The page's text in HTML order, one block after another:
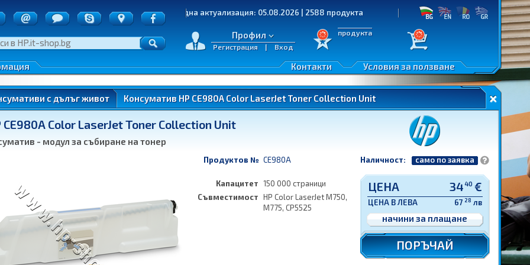
Последна актуализация: 05.08.2026 | 2588 продукта
Профил
Регистрация| Вход
продукта
на пратките
по ОП ИК
Условия за ползване
Контакти
с дълъг живот Консуматив HP CE980A Color LaserJet Toner Collection Unit
Color LaserJet Toner Collection Unit
- модул за събиране на тонер
Продуктов № CE980A
Капацитет 150 000 страници
Съвместимост HP Color LaserJet M750,
M775, CP5525
Наличност: само по заявка
ЦЕНА 34 40 €
ЦЕНА В ЛЕВА 67 28 лв
начини за плащане
ПОРЪЧАЙ